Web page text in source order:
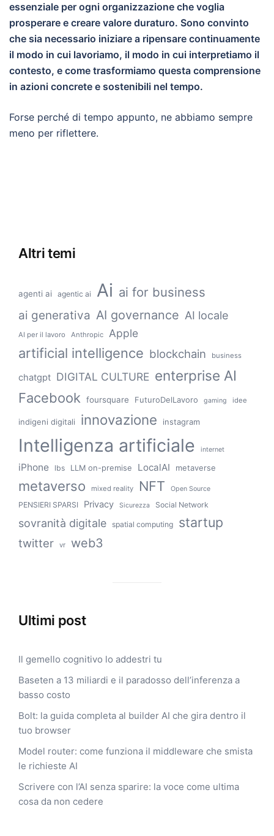
essenziale per ogni organizzazione che voglia
prosperare e creare valore duraturo. Sono convinto
che sia necessario iniziare a ripensare continuamente
il modo in cui lavoriamo, il modo in cui interpretiamo il
contesto, e come trasformiamo questa comprensione
in azioni concrete e sostenibili nel tempo.
Forse perché di tempo appunto, ne abbiamo sempre
meno per riflettere.
Altri temi
agenti ai agentic ai Ai ai for business
ai generativa AI governance AI locale
AI per il lavoro Anthropic Apple
artificial intelligence blockchain business
chatgpt DIGITAL CULTURE enterprise AI
Facebook foursquare FuturoDelLavoro gaming idee
indigeni digitali innovazione instagram
Intelligenza artificiale internet
iPhone lbs LLM on-premise LocalAI metaverse
metaverso mixed reality NFT Open Source
PENSIERI SPARSI Privacy Sicurezza Social Network
sovranità digitale spatial computing startup
twitter vr web3
Ultimi post
Il gemello cognitivo lo addestri tu
Baseten a 13 miliardi e il paradosso dell’inferenza a
basso costo
Bolt: la guida completa al builder AI che gira dentro il
tuo browser
Model router: come funziona il middleware che smista
le richieste AI
Scrivere con l’AI senza sparire: la voce come ultima
cosa da non cedere